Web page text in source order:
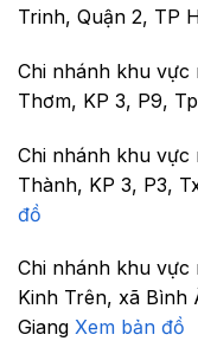
Trinh, Quận 2, TP
Chi nhánh khu vực
Thơm, KP 3, P9,
Chi nhánh khu vực
Thành, KP 3, P3,
đồ
Chi nhánh khu vực
Kinh Trên, xã Bình
Giang Xem bản đồ